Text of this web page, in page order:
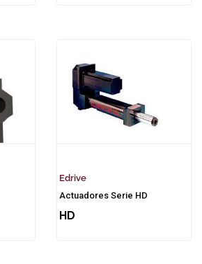
Edrive
Actuadores Serie HD
HD